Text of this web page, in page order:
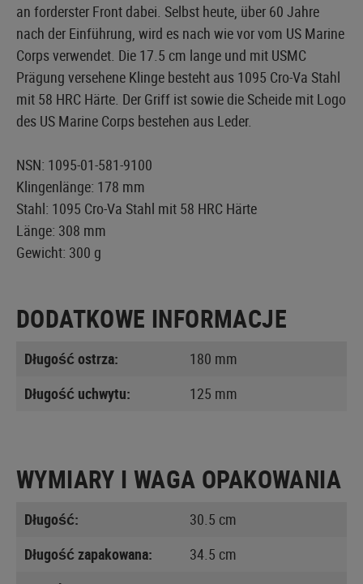
an forderster Front dabei. Selbst heute, über 60 Jahre
nach der Einführung, wird es nach wie vor vom US Marine
Corps verwendet. Die 17.5 cm lange und mit USMC
Prägung versehene Klinge besteht aus 1095 Cro-Va Stahl
mit 58 HRC Härte. Der Griff ist sowie die Scheide mit Logo
des US Marine Corps bestehen aus Leder.
NSN: 1095-01-581-9100
Klingenlänge: 178 mm
Stahl: 1095 Cro-Va Stahl mit 58 HRC Härte
Länge: 308 mm
Gewicht: 300 g
DODATKOWE INFORMACJE
Długość ostrza:
180 mm
Długość uchwytu:
125 mm
WYMIARY I WAGA OPAKOWANIA
Długość:
30.5 cm
Długość zapakowana:
34.5 cm